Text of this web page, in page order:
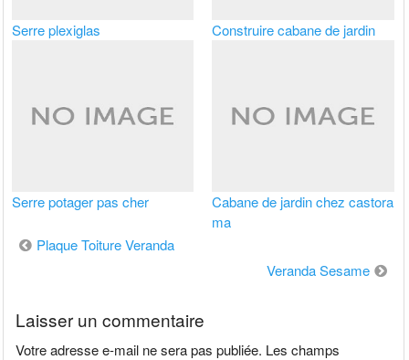
Serre plexiglas Construire cabane de jardin
Serre potager pas cher
Cabane de jardin chez castora
ma
Navigation
Plaque Toiture Veranda
Veranda Sesame
Laisser un commentaire
Votre adresse e-mail ne sera pas publiée. Les champs